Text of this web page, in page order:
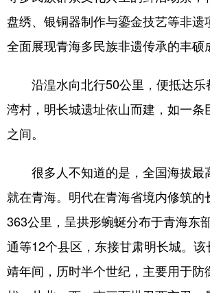
盘绣、银铜器制作与鎏金技艺等非遗
全面展现青海多民族非遗传承的丰硕
沿湟水向北行50公里，便抵达乐
湾村，明长城遗址依山而建，如一条
之间。
很多人不知道的是，全国海拔最
就在青海。明代在青海省境内修筑的
363公里，呈拱形蜿蜒分布于青海东
通等12个县区，东接甘肃明长城。
靖年间，历时半个世纪，主要用于防